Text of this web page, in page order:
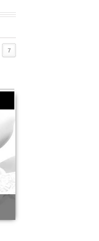
7